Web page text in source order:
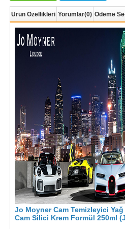
Ürün Özellikleri Yorumlar(0) Ödeme
Jo Moyner Cam Temizleyici
Cam Silici Krem Formül 250ml